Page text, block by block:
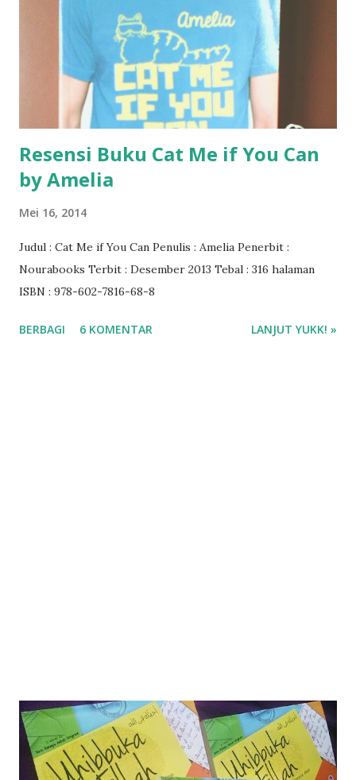
Resensi Buku Cat Me if You Can
by Amelia
Mei 16, 2014
Judul : Cat Me if You Can Penulis : Amelia Penerbit :
Nourabooks Terbit : Desember 2013 Tebal : 316 halaman
ISBN : 978-602-7816-68-8
BERBAGI 6 KOMENTAR LANJUT YUKK! »